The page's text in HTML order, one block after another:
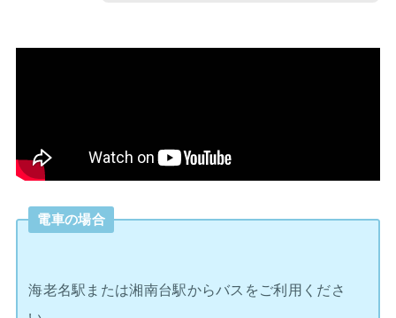
電車の場合
海老名駅または湘南台駅からバスをご利用くださ